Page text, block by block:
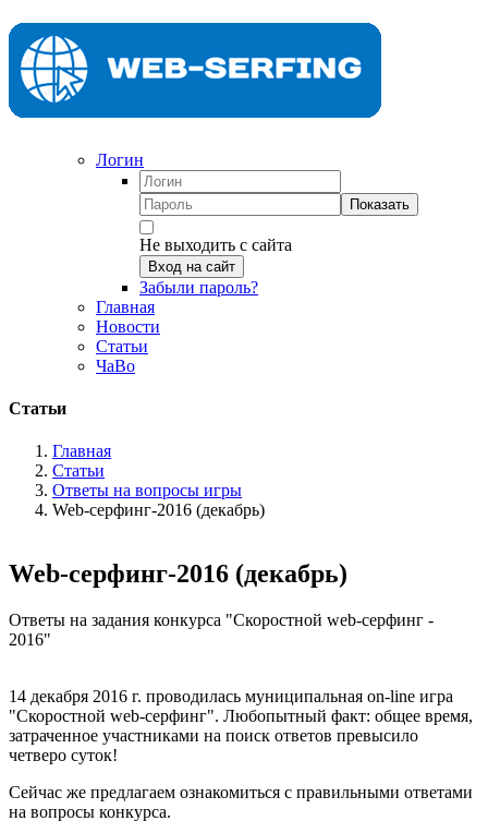
Логин
Показать
Не выходить с сайта
Вход на сайт
Забыли пароль?
Главная
Новости
Статьи
ЧаВо
Статьи
Главная
Статьи
Ответы на вопросы игры
Web-серфинг-2016 (декабрь)
Web-серфинг-2016 (декабрь)
Ответы на задания конкурса "Скоростной web-серфинг -
2016"
14 декабря 2016 г. проводилась муниципальная on-line игра
"Скоростной web-серфинг". Любопытный факт: общее время,
затраченное участниками на поиск ответов превысило
четверо суток!
Сейчас же предлагаем ознакомиться с правильными ответами
на вопросы конкурса.